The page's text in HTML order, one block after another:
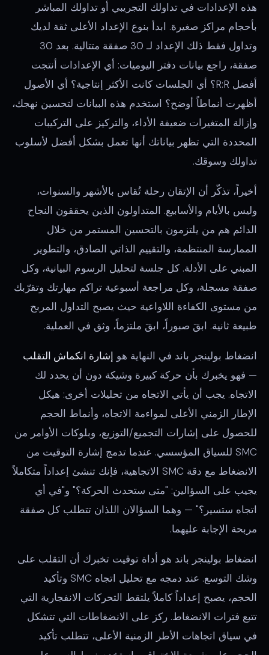
هذه الإعدادات في تداولك التجريبي أو تداولك المباشر
بأحجام مراكز صغيرة. ابدأ بنوع الإعداد الأعلى ثقة لديك
وتداول فقط ذلك الإعداد لـ 30 صفقة متتالية. بعد 30
صفقة، راجع بيانات دفتر اليوميات: أي الإعدادات أنتجت
أفضل R:R؟ أي الجلسات كانت الأكثر إنتاجية؟ أي الأصول
أظهرت أنماطاً أوضح؟ استخدم هذه البيانات لتحسين نهجك،
وإزالة المتغيرات ضعيفة الأداء، والتركيز على التركيبات
المحددة التي تظهر بياناتك أنها تعمل بشكل أفضل لأسلوب
تداولك وسوقك.
أخيراً، تذكّر أن الإتقان رحلة تُقاس بالأشهر والسنوات،
وليس بالأيام والأسابيع. المتداولون الذين يحققون النجاح
الدائم هم من يلتزمون بالتحسين المستمر من خلال
الممارسة المنتظمة، والتقييم الذاتي الصادق، والتطوير
المبني على الأدلة. كل جلسة لتحليل الرسوم البيانية، وكل
صفقة مسجلة، وكل مراجعة أسبوعية تراكم مهارتك وتقرّبك
من مستوى الكفاءة اللاواعية حيث يصبح التداول المربح
طبيعة ثانية. ابقَ صبوراً، ابقَ ملتزماً، وثق في العملية.
انضغاط بولينجر باند في النهاية هو إشارة انكماش التقلب
— فهو يخبرك بأن حركة كبيرة وشيكة دون أن يحدد لك
الاتجاه. يجب أن يأتي الاتجاه من تحليلات أخرى: هيكل
الإطار الزمني الأعلى لمواءمة الاتجاه، وأنماط الحجم
للحصول على إشارات التجميع/التوزيع، وبلوكات الأوامر من
SMC للسياق المؤسسي. عندما تدمج إشارة التوقيت من
الانضغاط مع دقة SMC الاتجاهية، فإنك تنشئ إعداداً متكاملاً
يجيب على السؤالين: "متى ستحدث الحركة؟" و"في أي
اتجاه ستسير؟" — وهما السؤالان اللذان تتطلب كل صفقة
مربحة الإجابة عليهما.
انضغاط بولينجر باند هو أداة توقيت تخبرك أن التقلب على
وشك التوسع. عند دمجه مع تحليل اتجاه SMC وتأكيد
الحجم، يصبح إعداداً كاملاً يلتقط التحركات الانفجارية التي
تتبع فترات الانضغاط. ركز على الانضغاطات التي تتشكل
في سياق اتجاهات الأطر الزمنية الأعلى، تتطلب تأكيد